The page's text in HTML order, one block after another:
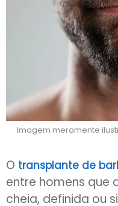
Imagem meramente
O transplante de
entre homens que
cheia, definida ou